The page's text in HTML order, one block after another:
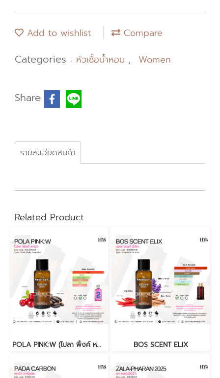
Add to wishlist Compare
Categories : หัวเชื้อน้ำหอม , Women
Share
รายละเอียดสินค้า
Related Product
POLA PINK:W (โปลา พิ้งค์ หญิง) BOS SCENT ELIX